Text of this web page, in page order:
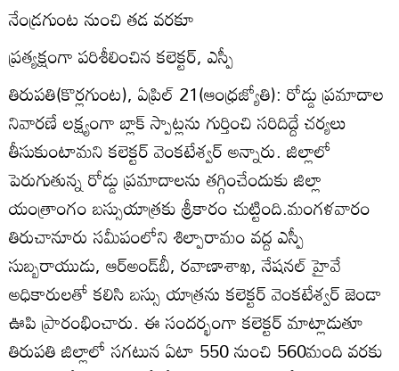
నేండ్రగుంట నుంచి తడ వరకూ
ప్రత్యక్షంగా పరిశీలించిన కలెక్టర్‌, ఎస్పీ
తిరుపతి(కొర్లగుంట), ఏప్రిల్‌ 21(ఆంధ్రజ్యోతి): రోడ్డు ప్రమాదాల
నివారణే లక్ష్యంగా బ్లాక్‌ స్పాట్లను గుర్తించి సరిదిద్దే చర్యలు
తీసుకుంటామని కలెక్టర్‌ వెంకటేశ్వర్‌ అన్నారు. జిల్లాలో
పెరుగుతున్న రోడ్డు ప్రమాదాలను తగ్గించేందుకు జిల్లా
యంత్రాంగం బస్సుయాత్రకు శ్రీకారం చుట్టింది.మంగళవారం
తిరుచానూరు సమీపంలోని శిల్పారామం వద్ద ఎస్పీ
సుబ్బరాయుడు, ఆర్‌అండ్‌బీ, రవాణాశాఖ, నేషనల్‌ హైవే
అధికారులతో కలిసి బస్సు యాత్రను కలెక్టర్‌ వెంకటేశ్వర్‌ జెండా
ఊపి ప్రారంభించారు. ఈ సందర్భంగా కలెక్టర్‌ మాట్లాడుతూ
తిరుపతి జిల్లాలో సగటున ఏటా 550 నుంచి 560మంది వరకు